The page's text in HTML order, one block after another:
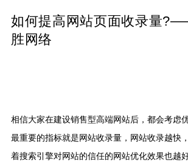
如何提高网站页面收录量
胜网络
相信大家在建设销售型高端网站后，都会考虑
最重要的指标就是网站收录量，网站收录越快
着搜索引擎对网站的信任的网站优化效果也越好